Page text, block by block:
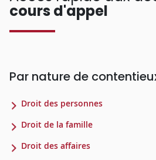
cours d'appel
Par nature de
Droit des personnes
Droit de la famille
Droit des affaires